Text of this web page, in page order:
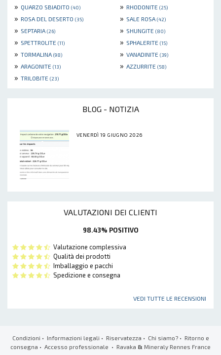
» QUARZO SBIADITO (40) » RHODONITE (25)
» ROSA DEL DESERTO (35) » SALE ROSA (42)
» SEPTARIA (26) » SHUNGITE (80)
» SPETTROLITE (11) » SPHALERITE (15)
» TORMALINA (98) » VANADINITE (39)
» ARAGONITE (13) » AZZURRITE (58)
» TRILOBITE (23)
BLOG - NOTIZIA
VENERDÌ 19 GIUGNO 2026
VALUTAZIONI DEI CLIENTI
98.43% POSITIVO
Valutazione complessiva
Qualità dei prodotti
Imballaggio e pacchi
Spedizione e consegna
VEDI TUTTE LE RECENSIONI
Condizioni • Informazioni legali • Riservatezza • Chi siamo?• Ritorno e
consegna • Accesso professionale • Ravaka & Mineraly Rennes France